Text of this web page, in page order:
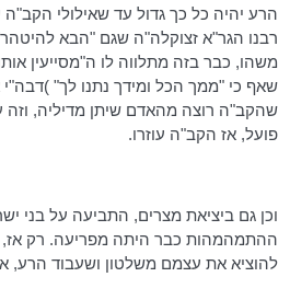
הרע יהיה כל כך גדול עד שאילולי הקב"ה
רבנו הגר"א זצוקלה"ה שגם "הבא
משהו, כבר בזה מתלווה לו ה"מסייעין
שאף כי "ממך הכל ומידך נתנו לך" )דבה"י
שהקב"ה רוצה מהאדם שיתן מדיליה, וזה
פועל, אז הקב"ה עוזרו.
וכן גם ביציאת מצרים, התביעה על בני
ההתמהמהות כבר היתה מפריעה. רק אז,
להוציא את עצמם משלטון ושעבוד הרע,